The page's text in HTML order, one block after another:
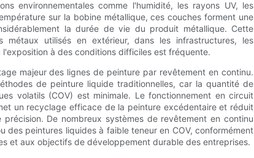
environnementales comme l'humidité, les rayons UV, les
sur la bobine métallique, ces couches forment une
la durée de vie du produit métallique. Cette
utilisés en extérieur, dans les infrastructures, les
à des conditions difficiles est fréquente.
majeur des lignes de peinture par revêtement en continu.
de peinture liquide traditionnelles, car la quantité de
volatils (COV) est minimale. Le fonctionnement en circuit
un recyclage efficace de la peinture excédentaire et réduit
De nombreux systèmes de revêtement en continu
des peintures liquides à faible teneur en COV, conformément
et aux objectifs de développement durable des entreprises.